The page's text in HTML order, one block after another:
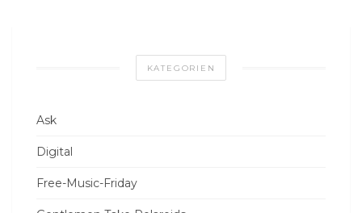
KATEGORIEN
Ask
Digital
Free-Music-Friday